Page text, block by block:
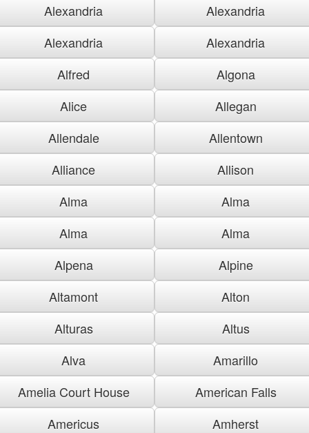
Alexandria
Alexandria
Alexandria
Alexandria
Alfred
Algona
Alice
Allegan
Allendale
Allentown
Alliance
Allison
Alma
Alma
Alma
Alma
Alpena
Alpine
Altamont
Alton
Alturas
Altus
Alva
Amarillo
Amelia Court House
American Falls
Americus
Amherst